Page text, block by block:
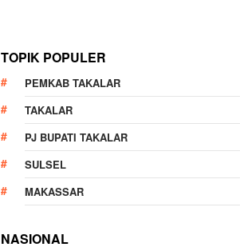
TOPIK POPULER
PEMKAB TAKALAR
TAKALAR
PJ BUPATI TAKALAR
SULSEL
MAKASSAR
NASIONAL